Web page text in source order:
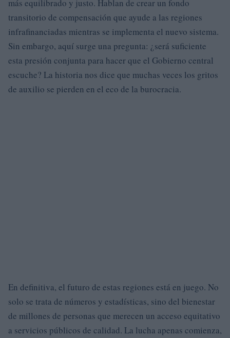
más equilibrado y justo. Hablan de crear un fondo
transitorio de compensación que ayude a las regiones
infrafinanciadas mientras se implementa el nuevo sistema.
Sin embargo, aquí surge una pregunta: ¿será suficiente
esta presión conjunta para hacer que el Gobierno central
escuche? La historia nos dice que muchas veces los gritos
de auxilio se pierden en el eco de la burocracia.
En definitiva, el futuro de estas regiones está en juego. No
solo se trata de números y estadísticas, sino del bienestar
de millones de personas que merecen un acceso equitativo
a servicios públicos de calidad. La lucha apenas comienza,